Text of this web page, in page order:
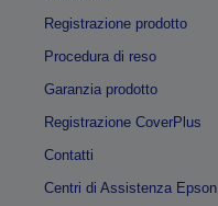
Registrazione prodotto
Procedura di reso
Garanzia prodotto
Registrazione CoverPlus
Contatti
Centri di Assistenza Epson